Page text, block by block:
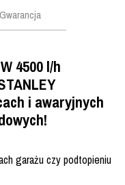
Gwarancja
4500 l/h
i awaryjnych
garażu czy podtopieniu